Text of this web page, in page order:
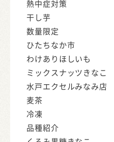
熱中症対策
干し芋
数量限定
ひたちなか市
わけありほしいも
ミックスナッツきなこ
水戸エクセルみなみ店
麦茶
冷凍
品種紹介